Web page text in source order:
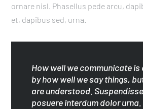
ornare nisl. Phasellus pede arcu,
et, dapibus sed, urna.
How well we communicate
by how well we say things,
are understood.
posuere interdum dolor urna.